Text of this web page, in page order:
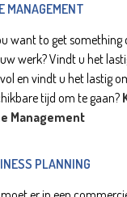
MANAGEMENT
want to get something
werk? Vindt u het
en vindt u het lastig
tijd om te gaan?
Management
PLANNING